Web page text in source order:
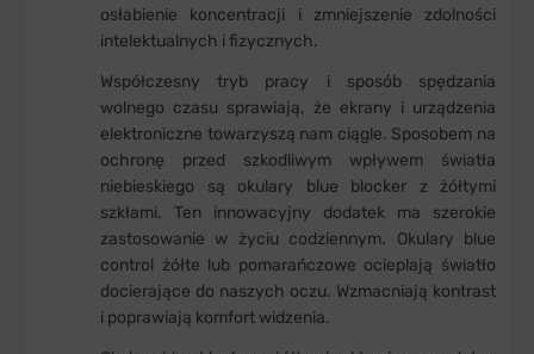
osłabienie koncentracji i zmniejszenie zdolności
intelektualnych i fizycznych.
Współczesny tryb pracy i sposób spędzania
wolnego czasu sprawiają, że ekrany i urządzenia
elektroniczne towarzyszą nam ciągle. Sposobem na
ochronę przed szkodliwym wpływem światła
niebieskiego są okulary blue blocker z żółtymi
szkłami. Ten innowacyjny dodatek ma szerokie
zastosowanie w życiu codziennym. Okulary blue
control żółte lub pomarańczowe ocieplają światło
docierające do naszych oczu. Wzmacniają kontrast
i poprawiają komfort widzenia.